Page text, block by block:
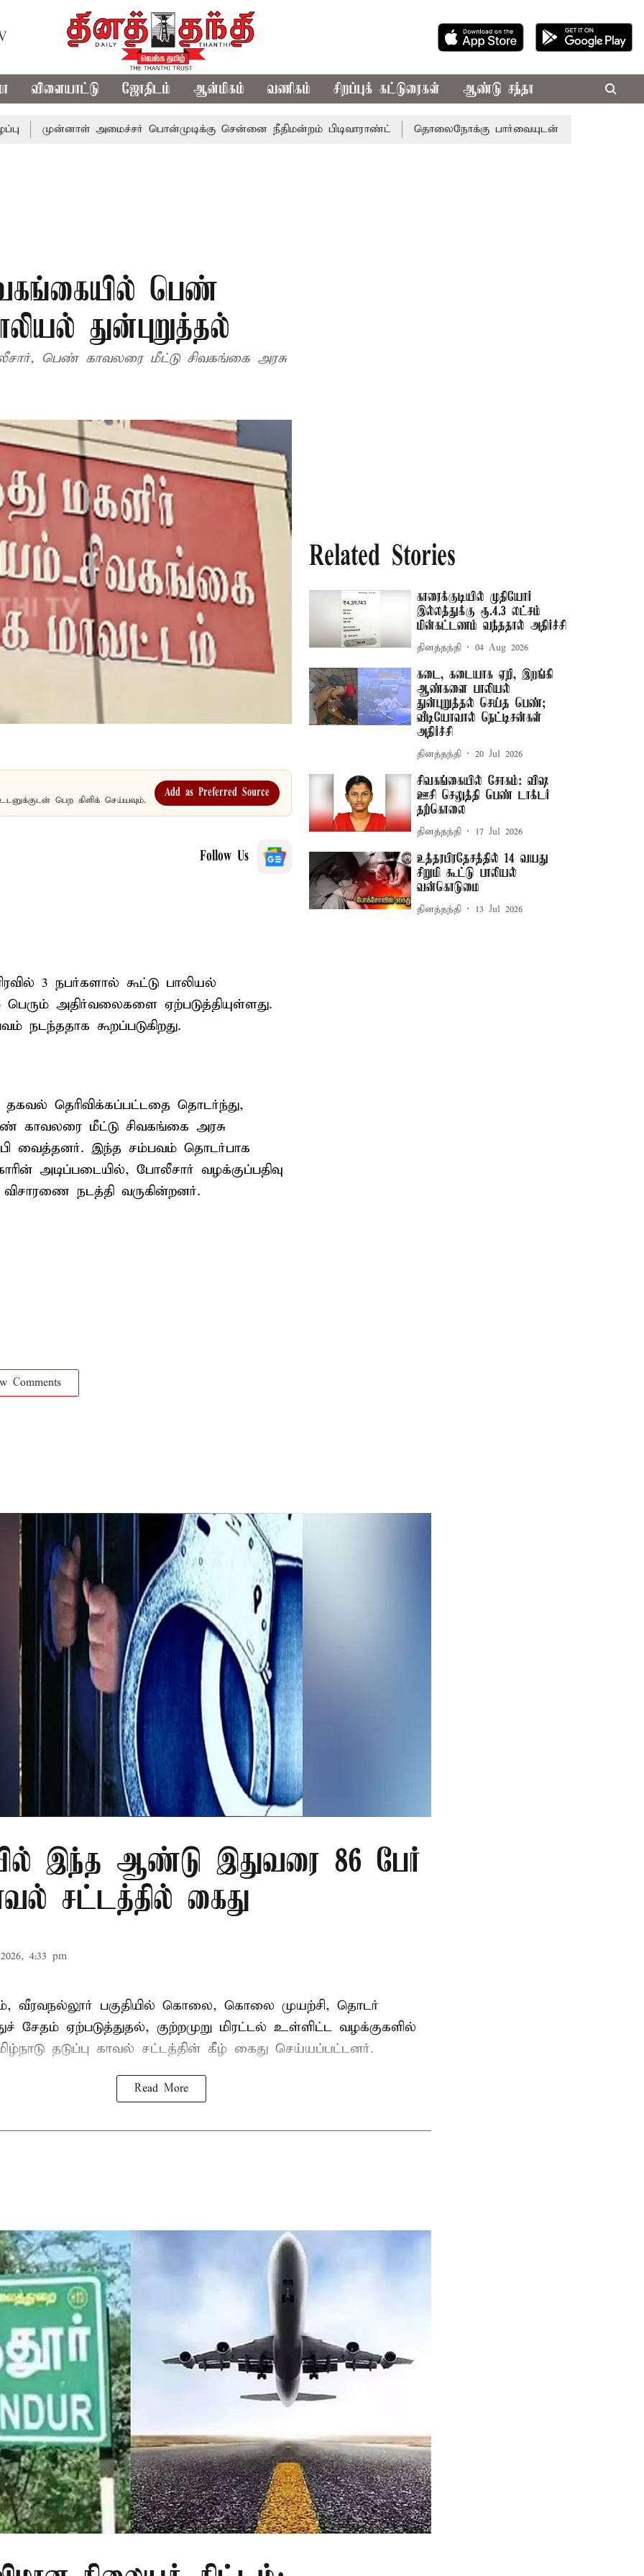
விளையாட்டு ஜோதிடம் ஆன்மிகம் வணிகம் சிறப்புக் கட்டுரைகள் ஆண்டு சந்தா
அமைச்சர் பொன்முடிக்கு சென்னை நீதிமன்றம் பிடிவாராண்ட் தொலைநோக்கு பார்வையுடன் கூடிய வேளாண்
பெண்
துன்புறுத்தல்
பெண் காவலரை மீட்டு சிவகங்கை அரசு
பெற கிளிக் செய்யவும்.
Add as Preferred Source
Follow Us
3 நபர்களால் கூட்டு பாலியல்
அதிர்வலைகளை ஏற்படுத்தியுள்ளது.
நடந்ததாக கூறப்படுகிறது.
தெரிவிக்கப்பட்டதை தொடர்ந்து,
காவலரை மீட்டு சிவகங்கை அரசு
வைத்தனர். இந்த சம்பவம் தொடர்பாக
அடிப்படையில், போலீசார் வழக்குப்பதிவு
நடத்தி வருகின்றனர்.
Comments
Related Stories
காரைக்குடியில் முதியோர்
இல்லத்துக்கு ரூ.4.3 லட்சம்
மின்கட்டணம் வந்ததால் அதிர்ச்சி
தினத்தந்தி 04 Aug 2026
கடை, கடையாக ஏறி, இறங்கி
ஆண்களை பாலியல்
துன்புறுத்தல் செய்த பெண்;
வீடியோவால் நெட்டிசன்கள்
அதிர்ச்சி
தினத்தந்தி 20 Jul 2026
சிவகங்கையில் சோகம்: விஷ
ஊசி செலுத்தி பெண் டாக்டர்
தற்கொலை
தினத்தந்தி 17 Jul 2026
உத்தரபிரதேசத்தில் 14 வயது
சிறுமி கூட்டு பாலியல்
வன்கொடுமை
தினத்தந்தி 13 Jul 2026
இந்த ஆண்டு இதுவரை 86 பேர்
சட்டத்தில் கைது
4:33 pm
வீரவநல்லூர் பகுதியில் கொலை, கொலை முயற்சி, தொடர்
சேதம் ஏற்படுத்துதல், குற்றமுறு மிரட்டல் உள்ளிட்ட வழக்குகளில்
தடுப்பு காவல் சட்டத்தின் கீழ் கைது செய்யப்பட்டனர்.
Read More